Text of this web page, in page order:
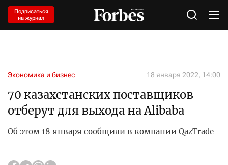
Подписаться
на журнал
Экономика и бизнес 18 января 2022, 14:00
70 казахстанских поставщиков
отберут для выхода на Alibaba
Об этом 18 января сообщили в компании QazTrade